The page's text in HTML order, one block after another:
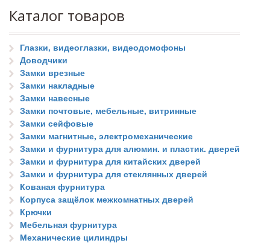
Каталог товаров
Глазки, видеоглазки, видеодомофоны
Доводчики
Замки врезные
Замки накладные
Замки навесные
Замки почтовые, мебельные, витринные
Замки сейфовые
Замки магнитные, электромеханические
Замки и фурнитура для алюмин. и пластик. дверей
Замки и фурнитура для китайских дверей
Замки и фурнитура для стеклянных дверей
Кованая фурнитура
Корпуса защёлок межкомнатных дверей
Крючки
Мебельная фурнитура
Механические цилиндры